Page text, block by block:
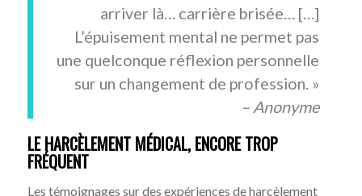
arriver là… carrière brisée… […]
L’épuisement mental ne permet pas
une quelconque réflexion personnelle
sur un changement de profession. »
– Anonyme
LE HARCÈLEMENT MÉDICAL, ENCORE TROP
FRÉQUENT
Les témoignages sur des expériences de harcèlement